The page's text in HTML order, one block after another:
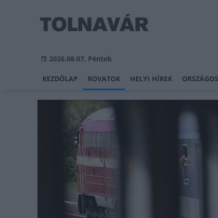
2026.08.07, Péntek
KEZDŐLAP ROVATOK HELYI HÍREK